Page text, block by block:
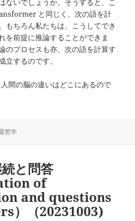
と同じく、次の語を計
もちろん私たちは、こうしてでき
を前提に推論することができま
のプロセスも亦、次の語を計算す
立するのです。
間の脳の違いはどこにあるので
哲学
と問答
of
and questions
）（20231003)